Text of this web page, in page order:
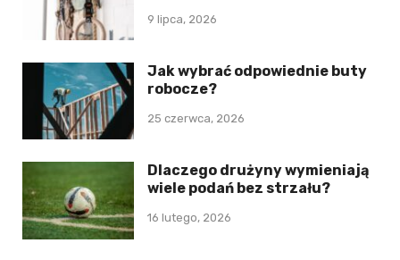
9 lipca, 2026
Jak wybrać odpowiednie buty
robocze?
25 czerwca, 2026
Dlaczego drużyny wymieniają
wiele podań bez strzału?
16 lutego, 2026